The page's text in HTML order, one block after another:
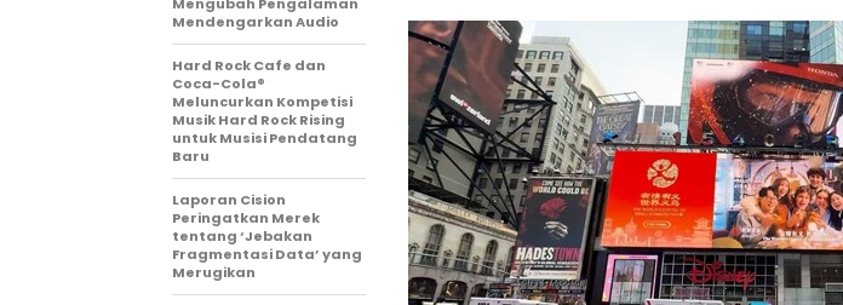
Mendengarkan Audio
Hard Rock Cafe dan
Coca-Cola®
Meluncurkan Kompetisi
Musik Hard Rock Rising
untuk Musisi Pendatang
Baru
Laporan Cision
Peringatkan Merek
tentang ‘Jebakan
Fragmentasi Data’ yang
Merugikan